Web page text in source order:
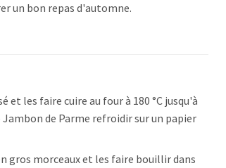
un bon repas d'automne.
et les faire cuire au four à 180 °C jusqu'à
de Parme refroidir sur un papier
gros morceaux et les faire bouillir dans